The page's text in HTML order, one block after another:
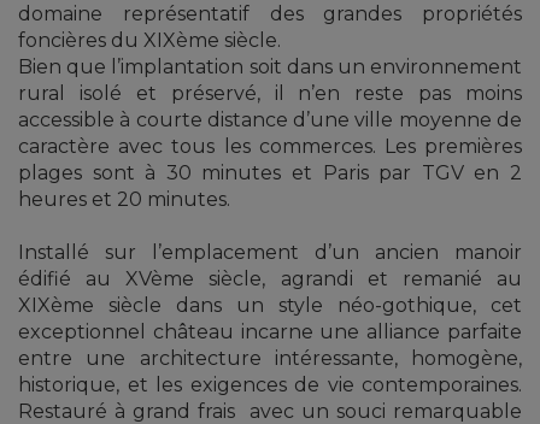
domaine représentatif des grandes propriétés
foncières du XIXème siècle.
Bien que l’implantation soit dans un environnement
rural isolé et préservé, il n’en reste pas moins
accessible à courte distance d’une ville moyenne de
caractère avec tous les commerces. Les premières
plages sont à 30 minutes et Paris par TGV en 2
heures et 20 minutes.
Installé sur l’emplacement d’un ancien manoir
édifié au XVème siècle, agrandi et remanié au
XIXème siècle dans un style néo-gothique, cet
exceptionnel château incarne une alliance parfaite
entre une architecture intéressante, homogène,
historique, et les exigences de vie contemporaines.
Restauré à grand frais avec un souci remarquable